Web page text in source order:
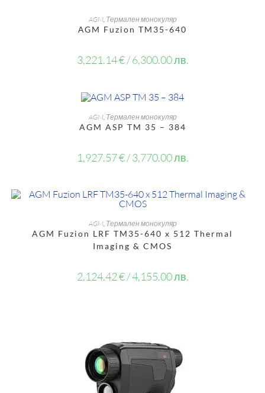
AGM, Термален монокуляр
АGM Fuzion TM35-640
3,221.14€ / 6,300.00 лв.
ОЩЕ
AGM, Термален монокуляр
AGM ASP TM 35 – 384
1,927.57€ / 3,770.00 лв.
ДОБАВЯНЕ В КОЛИЧКАТА
AGM, Термален монокуляр
AGM Fuzion LRF TM35-640 x 512 Thermal
Imaging & CMOS
2,124.42€ / 4,155.00 лв.